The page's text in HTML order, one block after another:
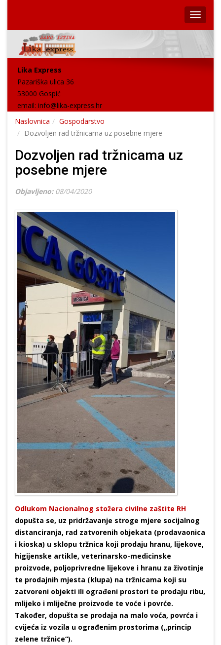
Lika Express
Pazariška ulica 36
53000 Gospić
email: info@lika-express.hr
Naslovnica
Gospodarstvo
Dozvoljen rad tržnicama uz posebne mjere
Dozvoljen rad tržnicama uz
posebne mjere
Objavljeno: 08/04/2020
Odlukom Nacionalnog stožera civilne zaštite RH
dopušta se, uz pridržavanje stroge mjere socijalnog
distanciranja, rad zatvorenih objekata (prodavaonica
i kioska) u sklopu tržnica koji prodaju hranu, lijekove,
higijenske artikle, veterinarsko-medicinske
proizvode, poljoprivredne lijekove i hranu za životinje
te prodajnih mjesta (klupa) na tržnicama koji su
zatvoreni objekti ili ograđeni prostori te prodaju ribu,
mlijeko i mliječne proizvode te voće i povrće.
Također, dopušta se prodaja na malo voća, povrća i
cvijeća iz vozila u ograđenim prostorima („princip
zelene tržnice“).